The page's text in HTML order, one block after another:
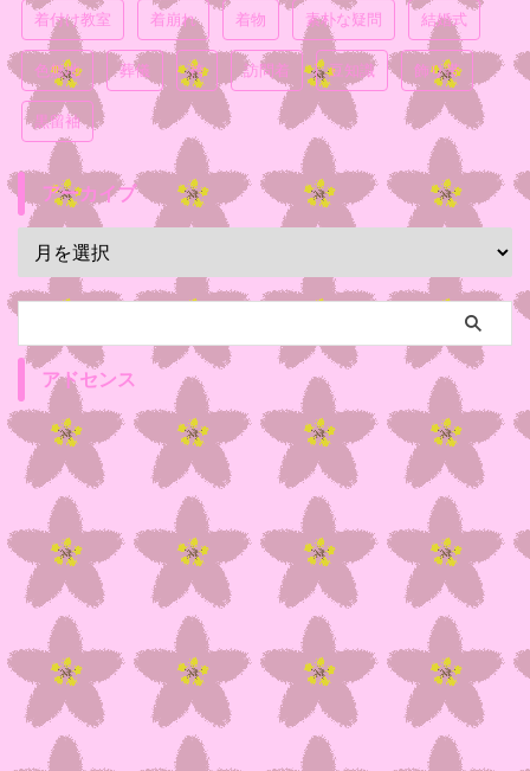
着付け教室 着崩れ 着物 素朴な疑問 結婚式
色無地 葬儀 袴 訪問着 豆知識 飾り帯
黒留袖
アーカイブ
アドセンス